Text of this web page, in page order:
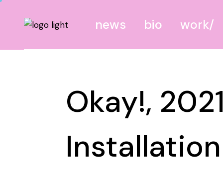
news bio work
screen
site
Okay!,
Installation